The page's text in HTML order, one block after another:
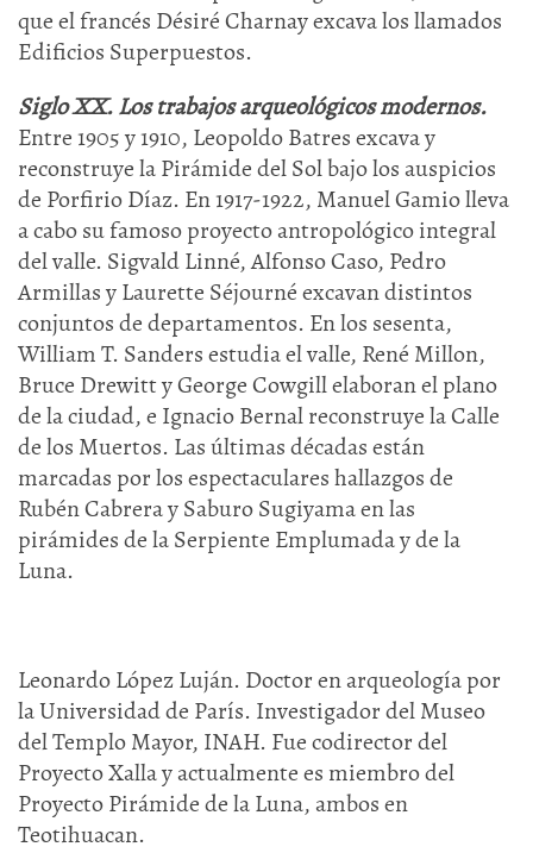
que el francés Désiré Charnay excava los llamados
Edificios Superpuestos.
Siglo XX. Los trabajos arqueológicos modernos.
Entre 1905 y 1910, Leopoldo Batres excava y
reconstruye la Pirámide del Sol bajo los auspicios
de Porfirio Díaz. En 1917-1922, Manuel Gamio lleva
a cabo su famoso proyecto antropológico integral
del valle. Sigvald Linné, Alfonso Caso, Pedro
Armillas y Laurette Séjourné excavan distintos
conjuntos de departamentos. En los sesenta,
William T. Sanders estudia el valle, René Millon,
Bruce Drewitt y George Cowgill elaboran el plano
de la ciudad, e Ignacio Bernal reconstruye la Calle
de los Muertos. Las últimas décadas están
marcadas por los espectaculares hallazgos de
Rubén Cabrera y Saburo Sugiyama en las
pirámides de la Serpiente Emplumada y de la
Luna.
Leonardo López Luján. Doctor en arqueología por
la Universidad de París. Investigador del Museo
del Templo Mayor, INAH. Fue codirector del
Proyecto Xalla y actualmente es miembro del
Proyecto Pirámide de la Luna, ambos en
Teotihuacan.